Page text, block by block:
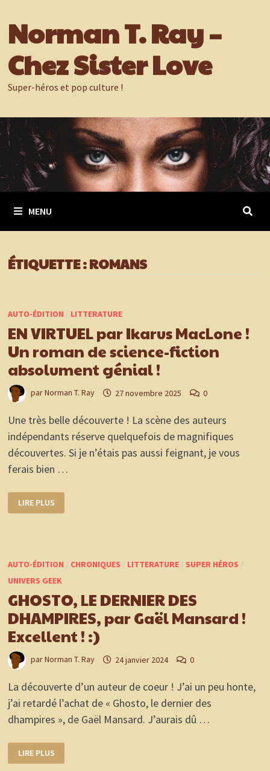
au
contenu
Norman T. Ray –
Chez Sister Love
Super-héros et pop culture !
MENU
ÉTIQUETTE :ROMANS
AUTO-ÉDITION / LITTERATURE
EN VIRTUEL par Ikarus MacLone !
Un roman de science-fiction
absolument génial !
parNorman T. Ray 27 novembre 2025 0
Une très belle découverte ! La scène des auteurs
indépendants réserve quelquefois de magnifiques
découvertes. Si je n’étais pas aussi feignant, je vous
ferais bien …
VIRTUEL
PAR
DE
FICTION
GÉNIAL
!
LIRE PLUS
AUTO-ÉDITION / CHRONIQUES / LITTERATURE/ SUPER HÉROS /
UNIVERS GEEK
GHOSTO, LE DERNIER DES
DHAMPIRES, par Gaël Mansard !
Excellent ! :)
parNorman T. Ray 24 janvier 2024 0
La découverte d’un auteur de coeur ! J’ai un peu honte,
j’ai retardé l’achat de « Ghosto, le dernier des
dhampires », de Gaël Mansard. J’aurais dû …
LE
DERNIER
LIRE PLUS